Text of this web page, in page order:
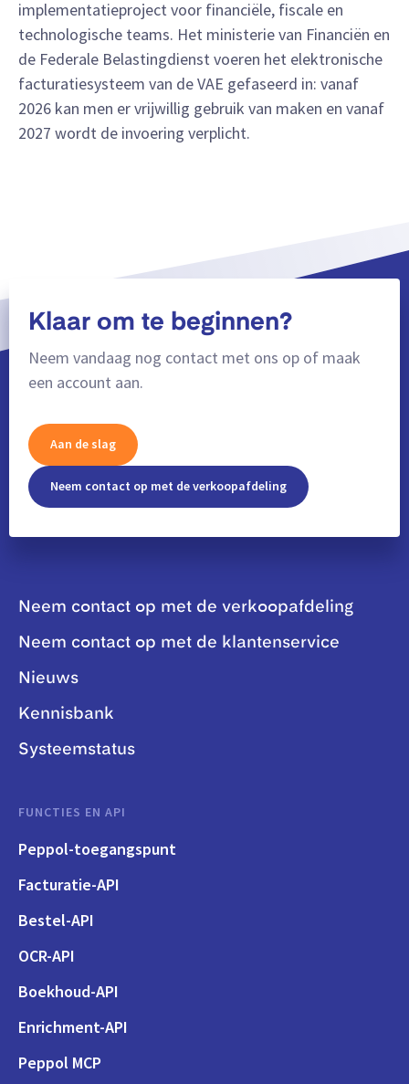
implementatieproject voor financiële, fiscale en
technologische teams. Het ministerie van Financiën en
de Federale Belastingdienst voeren het elektronische
facturatiesysteem van de VAE gefaseerd in: vanaf
2026 kan men er vrijwillig gebruik van maken en vanaf
2027 wordt de invoering verplicht.
Klaar om te beginnen?
Neem vandaag nog contact met ons op of maak
een account aan.
Aan de slag
Neem contact op met de verkoopafdeling
Neem contact op met de verkoopafdeling
Neem contact op met de klantenservice
Nieuws
Kennisbank
Systeemstatus
FUNCTIES EN API
Peppol-toegangspunt
Facturatie-API
Bestel-API
OCR-API
Boekhoud-API
Enrichment-API
Peppol MCP